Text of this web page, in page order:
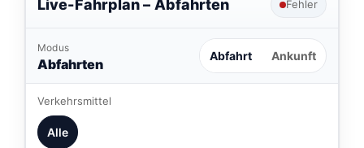
Live-Fahrplan – Abfahrten Fehler
Modus
Abfahrten Abfahrt Ankunft
Verkehrsmittel
Alle